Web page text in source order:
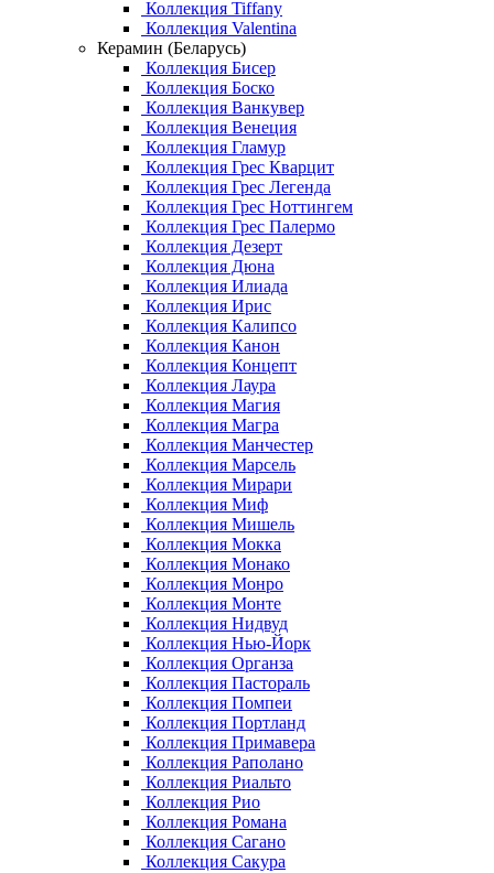
Коллекция Tiffany
Коллекция Valentina
Керамин (Беларусь)
Коллекция Бисер
Коллекция Боско
Коллекция Ванкувер
Коллекция Венеция
Коллекция Гламур
Коллекция Грес Кварцит
Коллекция Грес Легенда
Коллекция Грес Ноттингем
Коллекция Грес Палермо
Коллекция Дезерт
Коллекция Дюна
Коллекция Илиада
Коллекция Ирис
Коллекция Калипсо
Коллекция Канон
Коллекция Концепт
Коллекция Лаура
Коллекция Магия
Коллекция Магра
Коллекция Манчестер
Коллекция Марсель
Коллекция Мирари
Коллекция Миф
Коллекция Мишель
Коллекция Мокка
Коллекция Монако
Коллекция Монро
Коллекция Монте
Коллекция Нидвуд
Коллекция Нью-Йорк
Коллекция Органза
Коллекция Пастораль
Коллекция Помпеи
Коллекция Портланд
Коллекция Примавера
Коллекция Раполано
Коллекция Риальто
Коллекция Рио
Коллекция Романа
Коллекция Сагано
Коллекция Сакура